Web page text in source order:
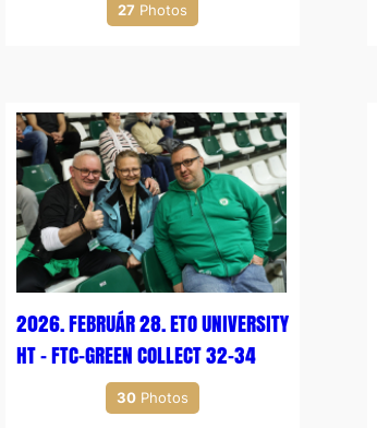
27 Photos
2026. FEBRUÁR 28. ETO UNIVERSITY
HT – FTC-GREEN COLLECT 32-34
30 Photos